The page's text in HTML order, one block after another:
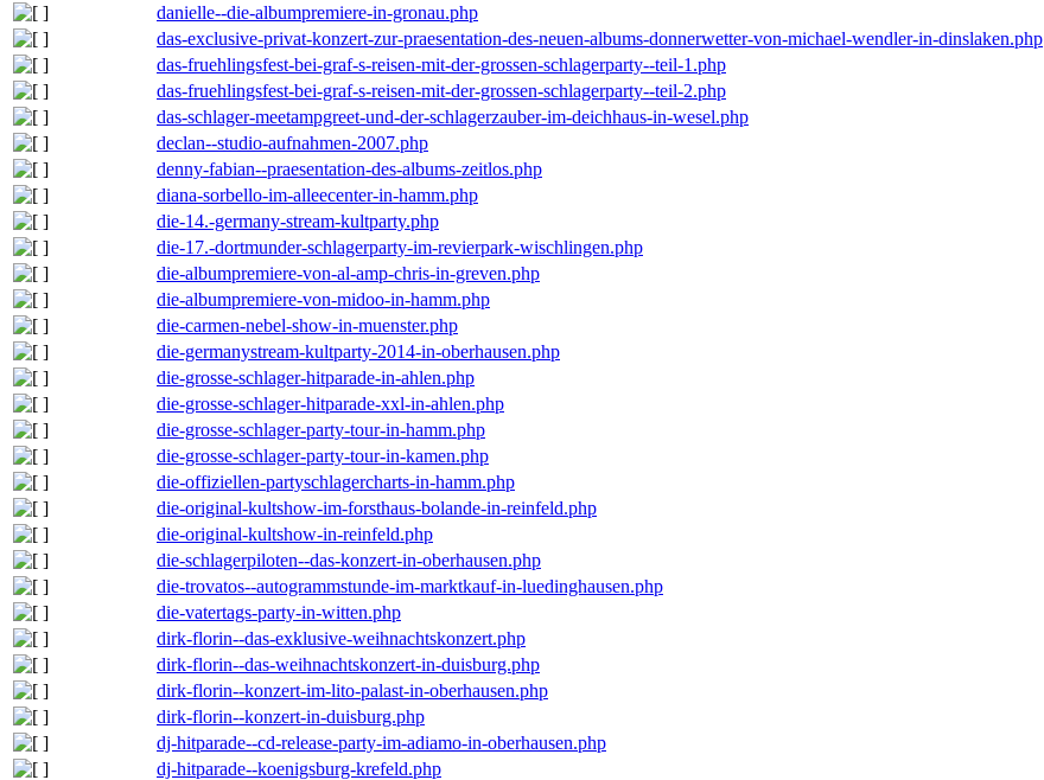
danielle--die-albumpremiere-in-gronau.php
das-exclusive-privat-konzert-zur-praesentation-des-neuen-albums-donnerwetter-von-michael-wendler-in-dinslaken.php
das-fruehlingsfest-bei-graf-s-reisen-mit-der-grossen-schlagerparty--teil-1.php
das-fruehlingsfest-bei-graf-s-reisen-mit-der-grossen-schlagerparty--teil-2.php
das-schlager-meetampgreet-und-der-schlagerzauber-im-deichhaus-in-wesel.php
declan--studio-aufnahmen-2007.php
denny-fabian--praesentation-des-albums-zeitlos.php
diana-sorbello-im-alleecenter-in-hamm.php
die-14.-germany-stream-kultparty.php
die-17.-dortmunder-schlagerparty-im-revierpark-wischlingen.php
die-albumpremiere-von-al-amp-chris-in-greven.php
die-albumpremiere-von-midoo-in-hamm.php
die-carmen-nebel-show-in-muenster.php
die-germanystream-kultparty-2014-in-oberhausen.php
die-grosse-schlager-hitparade-in-ahlen.php
die-grosse-schlager-hitparade-xxl-in-ahlen.php
die-grosse-schlager-party-tour-in-hamm.php
die-grosse-schlager-party-tour-in-kamen.php
die-offiziellen-partyschlagercharts-in-hamm.php
die-original-kultshow-im-forsthaus-bolande-in-reinfeld.php
die-original-kultshow-in-reinfeld.php
die-schlagerpiloten--das-konzert-in-oberhausen.php
die-trovatos--autogrammstunde-im-marktkauf-in-luedinghausen.php
die-vatertags-party-in-witten.php
dirk-florin--das-exklusive-weihnachtskonzert.php
dirk-florin--das-weihnachtskonzert-in-duisburg.php
dirk-florin--konzert-im-lito-palast-in-oberhausen.php
dirk-florin--konzert-in-duisburg.php
dj-hitparade--cd-release-party-im-adiamo-in-oberhausen.php
dj-hitparade--koenigsburg-krefeld.php